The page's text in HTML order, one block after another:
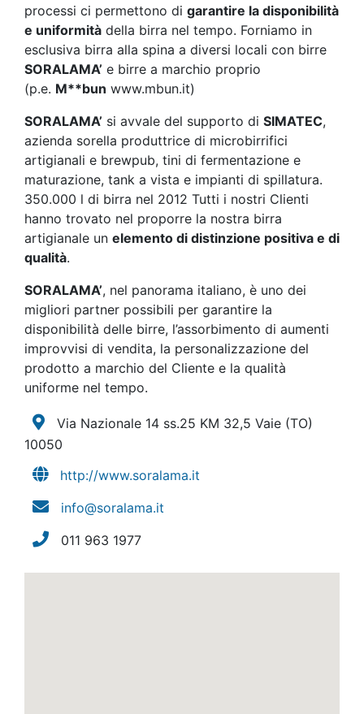
processi ci permettono di garantire la disponibilità
e uniformità della birra nel tempo. Forniamo in
esclusiva birra alla spina a diversi locali con birre
SORALAMA’ e birre a marchio proprio
(p.e. M**bun www.mbun.it)
SORALAMA’ si avvale del supporto di SIMATEC,
azienda sorella produttrice di microbirrifici
artigianali e brewpub, tini di fermentazione e
maturazione, tank a vista e impianti di spillatura.
350.000 l di birra nel 2012 Tutti i nostri Clienti
hanno trovato nel proporre la nostra birra
artigianale un elemento di distinzione positiva e di
qualità.
SORALAMA’, nel panorama italiano, è uno dei
migliori partner possibili per garantire la
disponibilità delle birre, l’assorbimento di aumenti
improvvisi di vendita, la personalizzazione del
prodotto a marchio del Cliente e la qualità
uniforme nel tempo.
Via Nazionale 14 ss.25 KM 32,5 Vaie (TO)
10050
http://www.soralama.it
info@soralama.it
011 963 1977